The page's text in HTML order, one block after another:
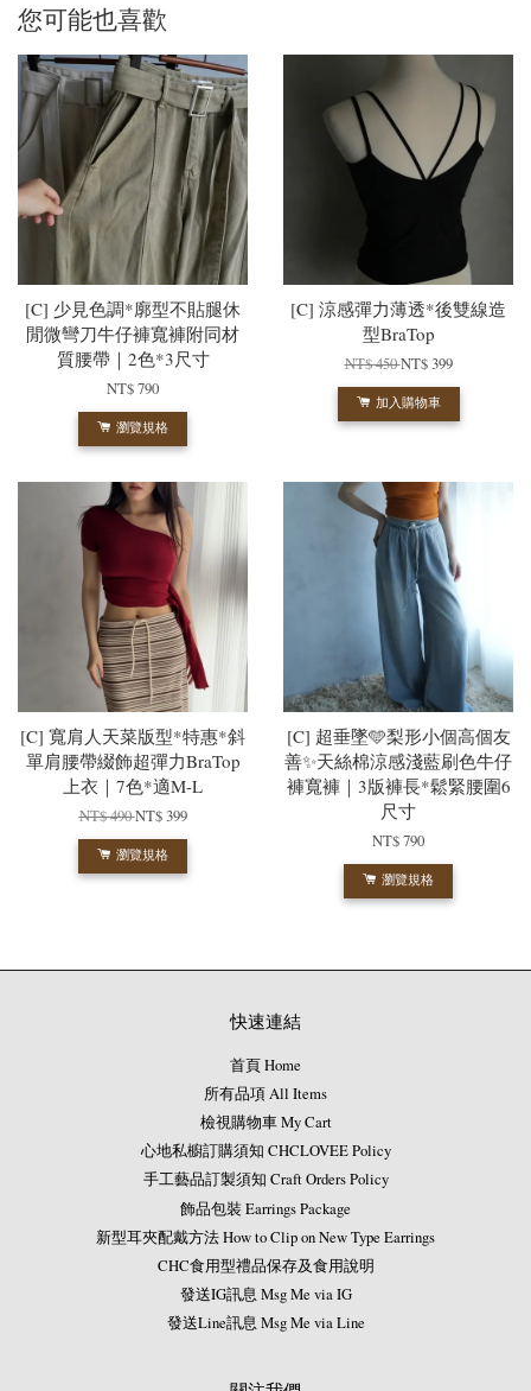
您可能也喜歡
[C] 少見色調*廓型不貼腿休
閒微彎刀牛仔褲寬褲附同材
質腰帶｜2色*3尺寸
NT$ 790
瀏覽規格
[C] 涼感彈力薄透*後雙線造
型BraTop
NT$ 450NT$ 399
加入購物車
[C] 寬肩人天菜版型*特惠*斜
單肩腰帶綴飾超彈力BraTop
上衣｜7色*適M-L
NT$ 490NT$ 399
瀏覽規格
[C] 超垂墜🩵梨形小個高個友
善✨天絲棉涼感淺藍刷色牛仔
褲寬褲｜3版褲長*鬆緊腰圍6
尺寸
NT$ 790
瀏覽規格
快速連結
首頁 Home
所有品項 All Items
檢視購物車 My Cart
心地私櫥訂購須知 CHCLOVEE Policy
手工藝品訂製須知 Craft Orders Policy
飾品包裝 Earrings Package
新型耳夾配戴方法 How to Clip on New Type Earrings
CHC食用型禮品保存及食用說明
發送IG訊息 Msg Me via IG
發送Line訊息 Msg Me via Line